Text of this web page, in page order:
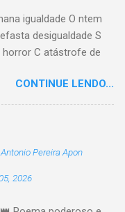
igualdade O ntem
desigualdade S
C atástrofe de
sempre linda C ultura
na cidadania A gentes
CONTINUE LENDO...
Antonio Pereira Apon
2026